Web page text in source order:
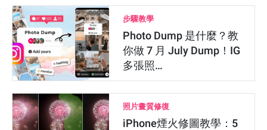
步驟教學
Photo Dump 是什麼？教
你做 7 月 July Dump！IG
多張照…
照片畫質修復
iPhone煙火修圖教學：5